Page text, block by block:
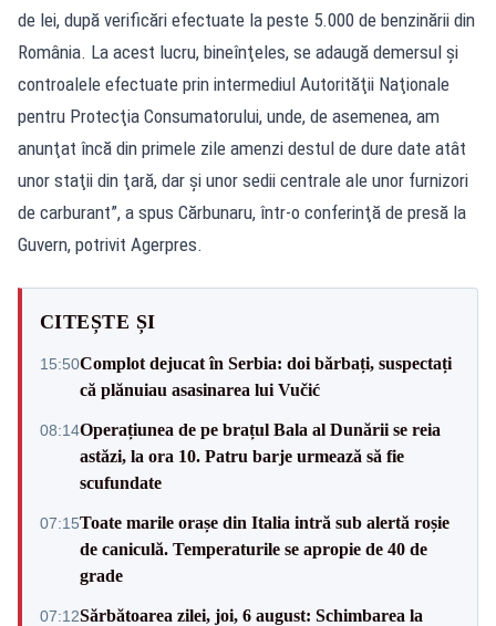
de lei, după verificări efectuate la peste 5.000 de benzinării din
România. La acest lucru, bineînţeles, se adaugă demersul şi
controalele efectuate prin intermediul Autorităţii Naţionale
pentru Protecţia Consumatorului, unde, de asemenea, am
anunţat încă din primele zile amenzi destul de dure date atât
unor staţii din ţară, dar şi unor sedii centrale ale unor furnizori
de carburant”, a spus Cărbunaru, într-o conferinţă de presă la
Guvern, potrivit Agerpres.
CITEȘTE ȘI
15:50Complot dejucat în Serbia: doi bărbați, suspectați
că plănuiau asasinarea lui Vučić
08:14Operațiunea de pe brațul Bala al Dunării se reia
astăzi, la ora 10. Patru barje urmează să fie
scufundate
07:15Toate marile orașe din Italia intră sub alertă roșie
de caniculă. Temperaturile se apropie de 40 de
grade
07:12Sărbătoarea zilei, joi, 6 august: Schimbarea la